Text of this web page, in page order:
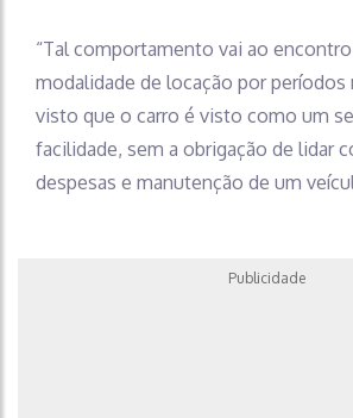
“Tal comportamento vai ao
modalidade de locação por períodos
visto que o carro é visto como um
facilidade, sem a obrigação de lidar
despesas e manutenção de um
Publicidade